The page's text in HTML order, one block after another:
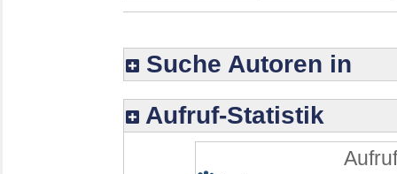
Suche Autoren in
Aufruf-Statistik